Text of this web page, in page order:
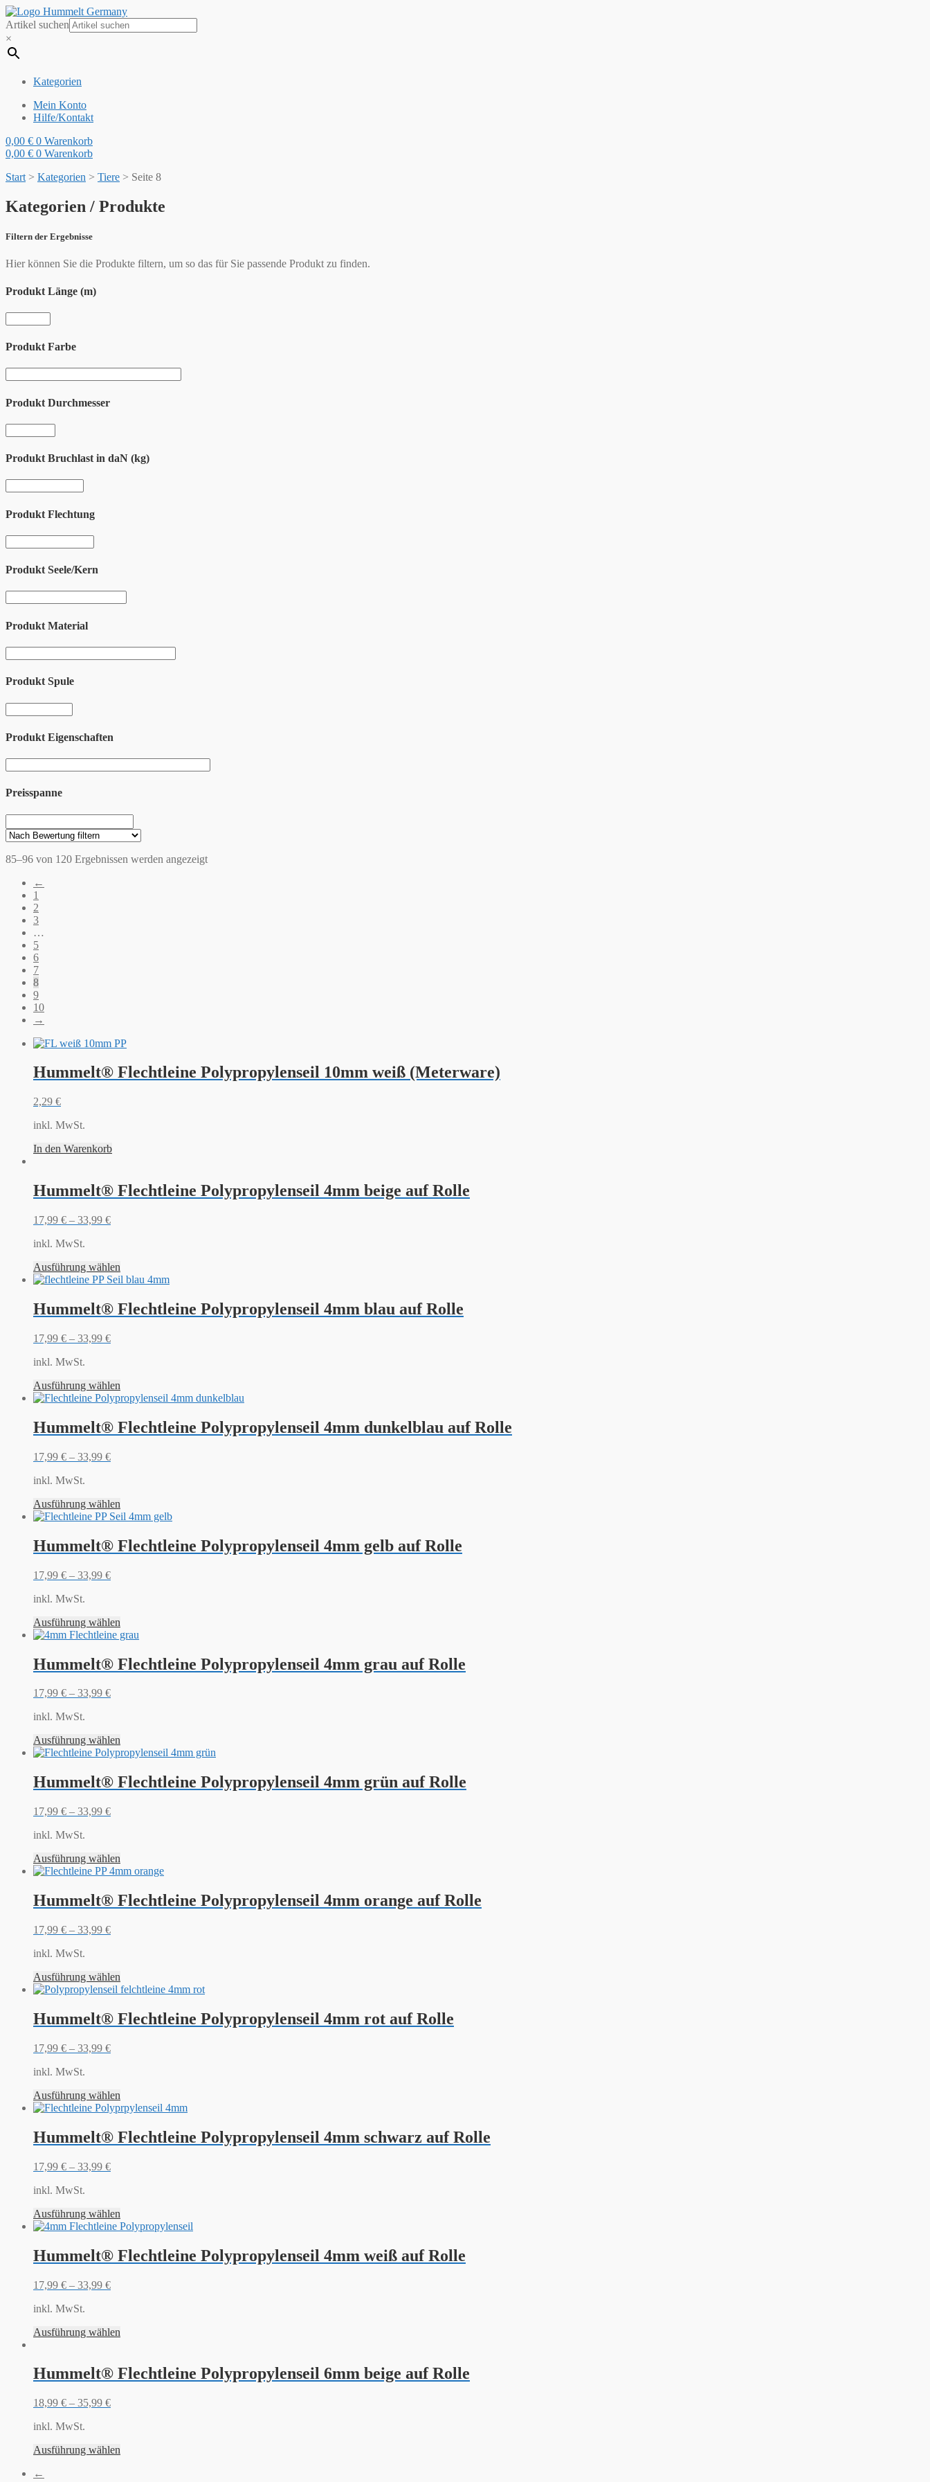
Artikel suchen
×
Kategorien
Mein Konto
Hilfe/Kontakt
0,00 € 0 Warenkorb
0,00 € 0 Warenkorb
Start > Kategorien > Tiere > Seite 8
Kategorien / Produkte
Filtern der Ergebnisse
Hier können Sie die Produkte filtern, um so das für Sie passende Produkt zu finden.
Produkt Länge (m)
Produkt Farbe
Produkt Durchmesser
Produkt Bruchlast in daN (kg)
Produkt Flechtung
Produkt Seele/Kern
Produkt Material
Produkt Spule
Produkt Eigenschaften
Preisspanne
85–96 von 120 Ergebnissen werden angezeigt
←
1
2
3
…
5
6
7
8
9
10
→
Hummelt® Flechtleine Polypropylenseil 10mm weiß (Meterware)
2,29 €
inkl. MwSt.
In den Warenkorb
Hummelt® Flechtleine Polypropylenseil 4mm beige auf Rolle
17,99 € – 33,99 €
inkl. MwSt.
Ausführung wählen
Hummelt® Flechtleine Polypropylenseil 4mm blau auf Rolle
17,99 € – 33,99 €
inkl. MwSt.
Ausführung wählen
Hummelt® Flechtleine Polypropylenseil 4mm dunkelblau auf Rolle
17,99 € – 33,99 €
inkl. MwSt.
Ausführung wählen
Hummelt® Flechtleine Polypropylenseil 4mm gelb auf Rolle
17,99 € – 33,99 €
inkl. MwSt.
Ausführung wählen
Hummelt® Flechtleine Polypropylenseil 4mm grau auf Rolle
17,99 € – 33,99 €
inkl. MwSt.
Ausführung wählen
Hummelt® Flechtleine Polypropylenseil 4mm grün auf Rolle
17,99 € – 33,99 €
inkl. MwSt.
Ausführung wählen
Hummelt® Flechtleine Polypropylenseil 4mm orange auf Rolle
17,99 € – 33,99 €
inkl. MwSt.
Ausführung wählen
Hummelt® Flechtleine Polypropylenseil 4mm rot auf Rolle
17,99 € – 33,99 €
inkl. MwSt.
Ausführung wählen
Hummelt® Flechtleine Polypropylenseil 4mm schwarz auf Rolle
17,99 € – 33,99 €
inkl. MwSt.
Ausführung wählen
Hummelt® Flechtleine Polypropylenseil 4mm weiß auf Rolle
17,99 € – 33,99 €
inkl. MwSt.
Ausführung wählen
Hummelt® Flechtleine Polypropylenseil 6mm beige auf Rolle
18,99 € – 35,99 €
inkl. MwSt.
Ausführung wählen
←